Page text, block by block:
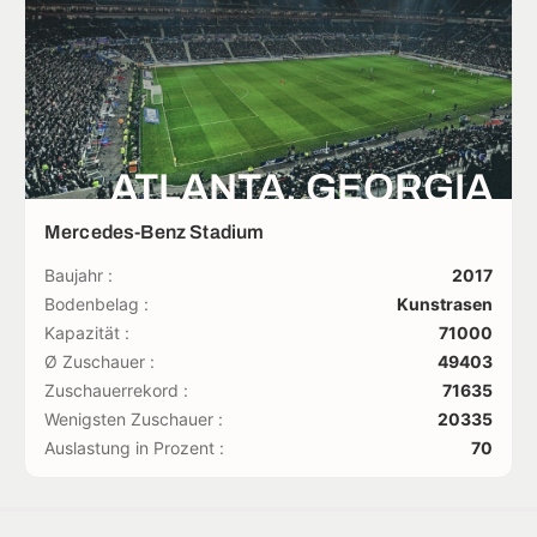
ATLANTA, GEORGIA
Mercedes-Benz Stadium
Baujahr :
2017
Bodenbelag :
Kunstrasen
Kapazität :
71000
Ø Zuschauer :
49403
Zuschauerrekord :
71635
Wenigsten Zuschauer :
20335
Auslastung in Prozent :
70